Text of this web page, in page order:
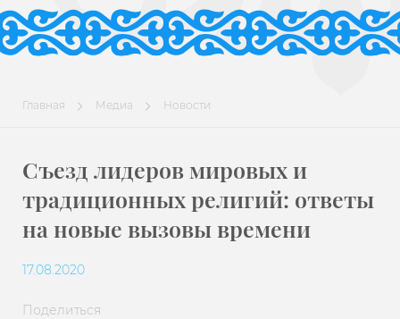
Главная Медиа Новости
Съезд лидеров мировых и
традиционных религий: ответы
на новые вызовы времени
17.08.2020
Поделиться